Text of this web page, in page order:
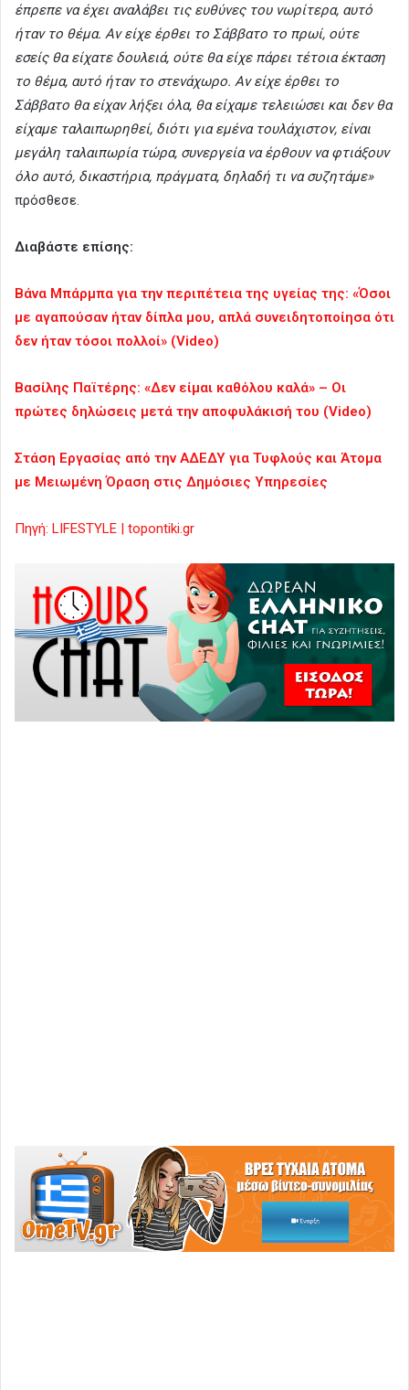
έπρεπε να έχει αναλάβει τις ευθύνες του νωρίτερα, αυτό
ήταν το θέμα. Αν είχε έρθει το Σάββατο το πρωί, ούτε
εσείς θα είχατε δουλειά, ούτε θα είχε πάρει τέτοια έκταση
το θέμα, αυτό ήταν το στενάχωρο. Αν είχε έρθει το
Σάββατο θα είχαν λήξει όλα, θα είχαμε τελειώσει και δεν θα
είχαμε ταλαιπωρηθεί, διότι για εμένα τουλάχιστον, είναι
μεγάλη ταλαιπωρία τώρα, συνεργεία να έρθουν να φτιάξουν
όλο αυτό, δικαστήρια, πράγματα, δηλαδή τι να συζητάμε»
πρόσθεσε.
Διαβάστε επίσης:
Βάνα Μπάρμπα για την περιπέτεια της υγείας της: «Όσοι
με αγαπούσαν ήταν δίπλα μου, απλά συνειδητοποίησα ότι
δεν ήταν τόσοι πολλοί» (Video)
Βασίλης Παϊτέρης: «Δεν είμαι καθόλου καλά» – Οι
πρώτες δηλώσεις μετά την αποφυλάκισή του (Video)
Στάση Εργασίας από την ΑΔΕΔΥ για Τυφλούς και Άτομα
με Μειωμένη Όραση στις Δημόσιες Υπηρεσίες
Πηγή: LIFESTYLE | topontiki.gr